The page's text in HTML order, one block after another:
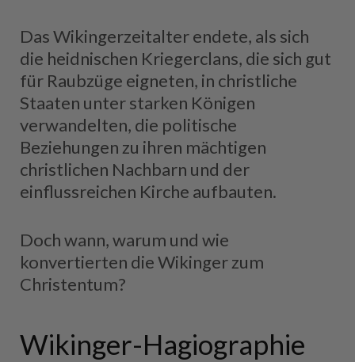
Das Wikingerzeitalter endete, als sich
die heidnischen Kriegerclans, die sich gut
für Raubzüge eigneten, in christliche
Staaten unter starken Königen
verwandelten, die politische
Beziehungen zu ihren mächtigen
christlichen Nachbarn und der
einflussreichen Kirche aufbauten.
Doch wann, warum und wie
konvertierten die Wikinger zum
Christentum?
Wikinger-Hagiographie